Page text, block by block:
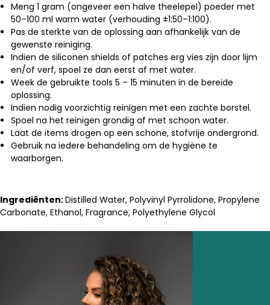
Meng 1 gram (ongeveer een halve theelepel) poeder met
50–100 ml warm water (verhouding ±1:50–1:100).
Pas de sterkte van de oplossing aan afhankelijk van de
gewenste reiniging.
Indien de siliconen shields of patches erg vies zijn door lijm
en/of verf, spoel ze dan eerst af met water.
Week de gebruikte tools 5 – 15 minuten in de bereide
oplossing.
Indien nodig voorzichtig reinigen met een zachte borstel.
Spoel na het reinigen grondig af met schoon water.
Laat de items drogen op een schone, stofvrije ondergrond.
Gebruik na iedere behandeling om de hygiëne te
waarborgen.
Ingrediënten:Distilled Water, Polyvinyl Pyrrolidone, Propylene
Carbonate, Ethanol, Fragrance, Polyethylene Glycol